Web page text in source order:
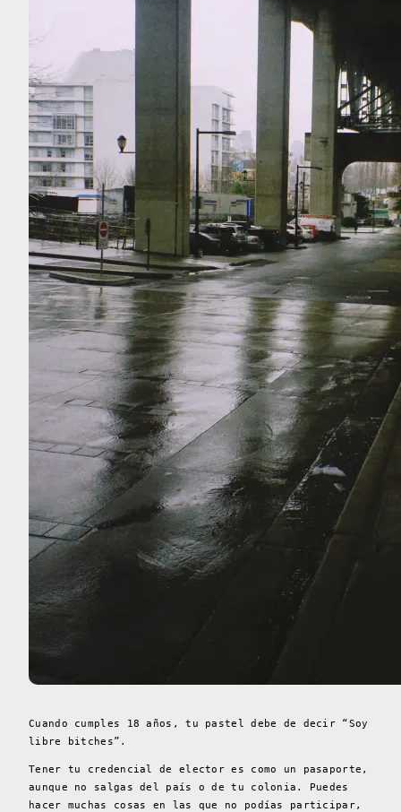
Cuando cumples 18 años, tu pastel debe de decir “Soy
libre bitches”.
Tener tu credencial de elector es como un pasaporte,
aunque no salgas del país o de tu colonia. Puedes
hacer muchas cosas en las que no podías participar,